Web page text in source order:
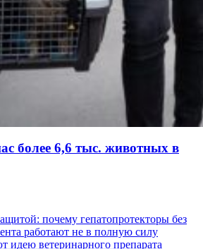
более 6,6 тыс. животных в
почему гепатопротекторы без
работают не в полную силу
идею ветеринарного препарата